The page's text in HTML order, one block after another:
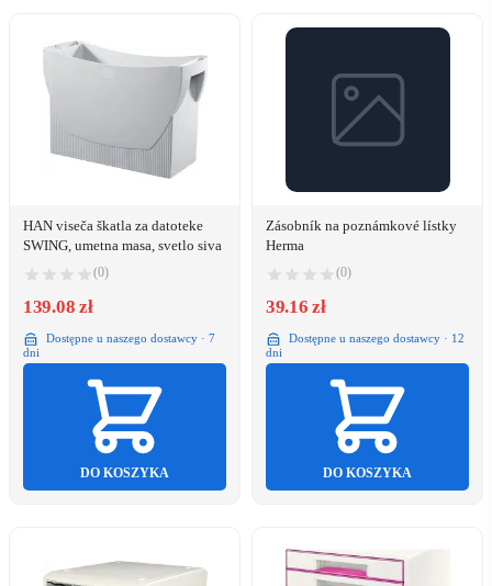
HAN viseča škatla za datoteke
SWING, umetna masa, svetlo siva
(0)
139.08 zł
Dostępne u naszego dostawcy · 7
dni
DO KOSZYKA
Zásobník na poznámkové lístky
Herma
(0)
39.16 zł
Dostępne u naszego dostawcy · 12
dni
DO KOSZYKA